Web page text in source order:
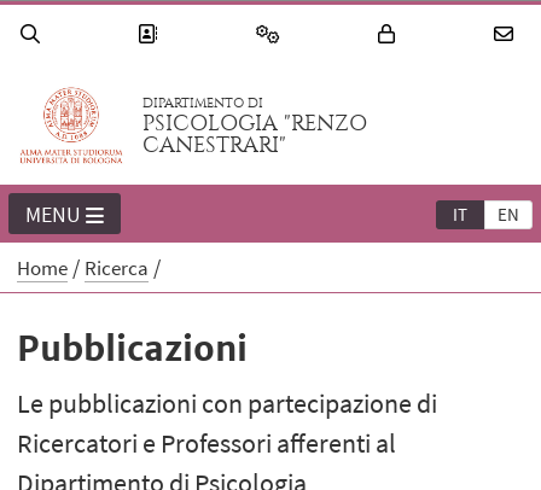
DIPARTIMENTO DI
PSICOLOGIA "RENZO
CANESTRARI"
IT EN
MENU
Home Ricerca
Pubblicazioni
Le pubblicazioni con partecipazione di
Ricercatori e Professori afferenti al
Dipartimento di Psicologia